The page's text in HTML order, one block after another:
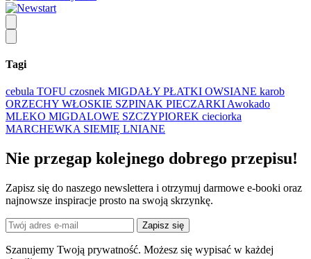
Tagi
cebula TOFU czosnek MIGDAŁY PŁATKI OWSIANE karob
ORZECHY WŁOSKIE SZPINAK PIECZARKIAwokado
MLEKO MIGDALOWE SZCZYPIOREK cieciorka
MARCHEWKA SIEMIĘ LNIANE
Nie przegap kolejnego dobrego przepisu!
Zapisz się do naszego newslettera i otrzymuj darmowe e-booki oraz
najnowsze inspiracje prosto na swoją skrzynkę.
Zapisz się
Szanujemy Twoją prywatność. Możesz się wypisać w każdej